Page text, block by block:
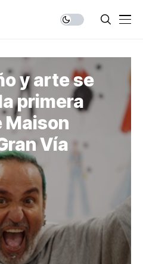
y arte se
primera
Maison
Vía